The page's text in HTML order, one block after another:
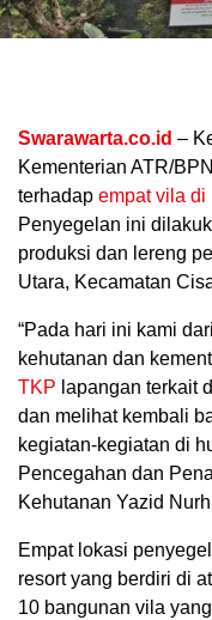
Swarawarta.co.id –
Kementerian ATR/
terhadap empat vila di
Penyegelan ini
produksi dan lereng
Utara, Kecamatan
“Pada hari ini kami
kehutanan dan
TKP lapangan terkait
dan melihat kembali
kegiatan-kegiatan di
Pencegahan dan
Kehutanan Yazid
Empat lokasi
resort yang berdiri di
10 bangunan vila